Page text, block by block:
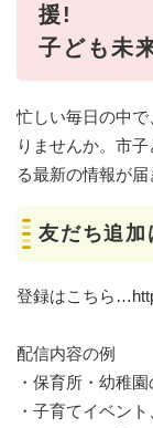
援!
子ども未
忙しい毎日の中
りませんか。市
る最新の情報が
友だち追
登録はこちら
配信内容の例
・保育所・幼稚
・子育てイベン